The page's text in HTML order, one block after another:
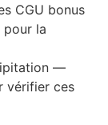
CGU bonus
la
—
vérifier ces